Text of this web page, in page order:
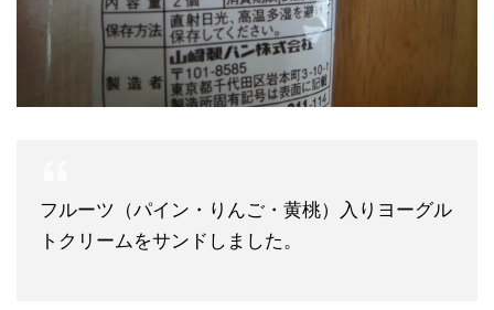
フルーツ（パイン・りんご・黄桃）入りヨーグル
トクリームをサンドしました。